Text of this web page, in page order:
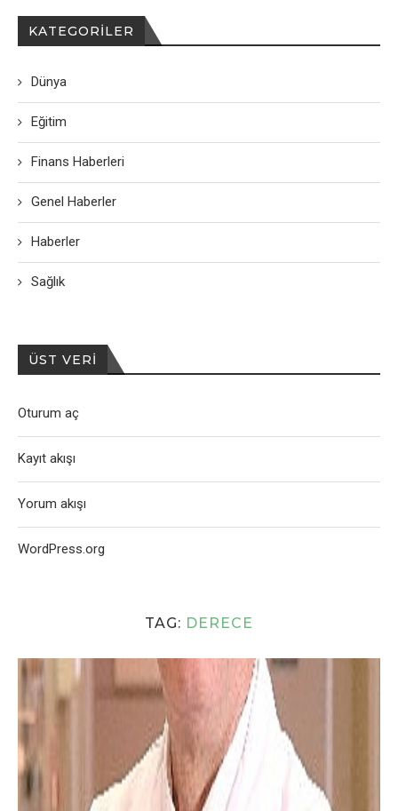
TAG: DERECE
KATEGORILER
Dünya
Eğitim
Finans Haberleri
Genel Haberler
Haberler
Sağlık
ÜST VERI
Oturum aç
Kayıt akışı
Yorum akışı
WordPress.org